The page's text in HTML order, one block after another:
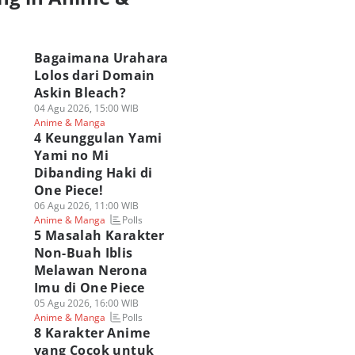
Bagaimana Urahara
Lolos dari Domain
Askin Bleach?
04 Agu 2026, 15:00 WIB
Anime & Manga
4 Keunggulan Yami
Yami no Mi
Dibanding Haki di
One Piece!
06 Agu 2026, 11:00 WIB
Anime & Manga
Polls
5 Masalah Karakter
Non-Buah Iblis
Melawan Nerona
Imu di One Piece
05 Agu 2026, 16:00 WIB
Anime & Manga
Polls
8 Karakter Anime
yang Cocok untuk